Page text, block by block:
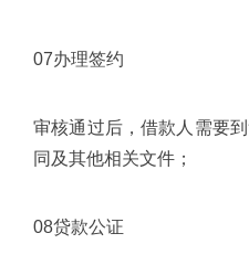
07办理签约
审核通过后，借款人需要
同及其他相关文件；
08贷款公证